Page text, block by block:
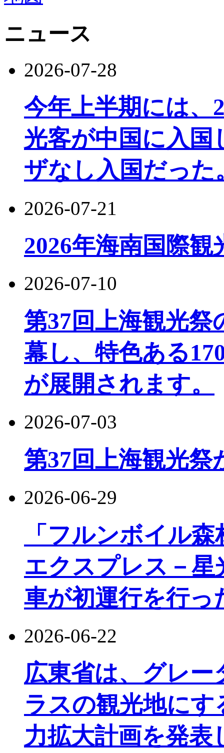
ニュース
2026-07-28
今年上半期には、
光客が中国に入国
ザなし入国だった
2026-07-21
2026年海南国際
2026-07-10
第37回上海観光
幕し、特色ある
が展開されます。
2026-07-03
第37回上海観光祭
2026-06-29
「フルンボイル
エクスプレス－星
車が初運行を行っ
2026-06-22
広東省は、グレ
ラスの観光地に
力拡大計画を発表